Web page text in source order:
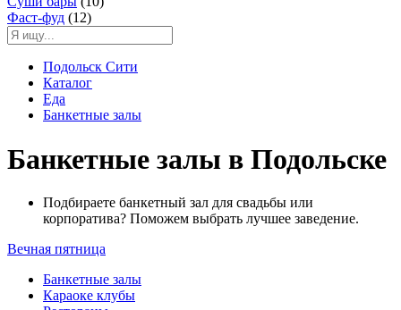
Фаст-фуд (12)
Подольск Сити
Каталог
Еда
Банкетные залы
Банкетные залы в Подольске
Подбираете банкетный зал для свадьбы или
корпоратива? Поможем выбрать лучшее заведение.
Вечная пятница
Банкетные залы
Караоке клубы